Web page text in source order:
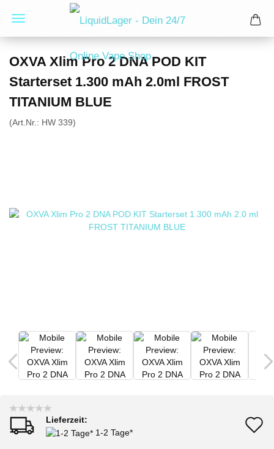
OXVA Xlim Pro 2 DNA POD KIT
Starterset 1.300 mAh 2.0ml FROST
TITANIUM BLUE
(Art.Nr.: HW 339)
Lieferzeit:
1-2 Tage*